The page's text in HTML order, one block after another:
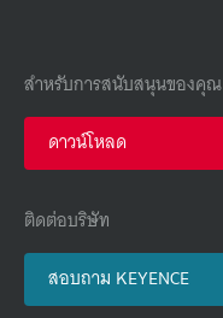
สำหรับการสนับสนุนของคุณ
ดาวน์โหลด
ติดต่อบริษัท
สอบถาม KEYENCE